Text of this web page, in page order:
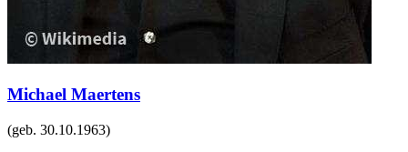
Michael Maertens
(geb. 30.10.1963)